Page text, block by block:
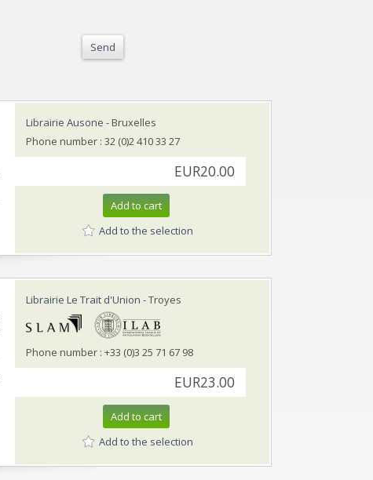
Send
Librairie Ausone - Bruxelles
Phone number : 32 (0)2 410 33 27
EUR20.00
Add to cart
Add to the selection
Librairie Le Trait d'Union - Troyes
Phone number : +33 (0)3 25 71 67 98
EUR23.00
Add to cart
Add to the selection